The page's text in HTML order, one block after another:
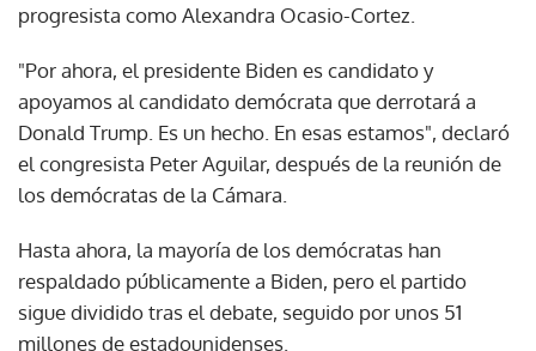
progresista como Alexandra Ocasio-Cortez.
"Por ahora, el presidente Biden es candidato y
apoyamos al candidato demócrata que derrotará a
Donald Trump. Es un hecho. En esas estamos", declaró
el congresista Peter Aguilar, después de la reunión de
los demócratas de la Cámara.
Hasta ahora, la mayoría de los demócratas han
respaldado públicamente a Biden, pero el partido
sigue dividido tras el debate, seguido por unos 51
millones de estadounidenses.